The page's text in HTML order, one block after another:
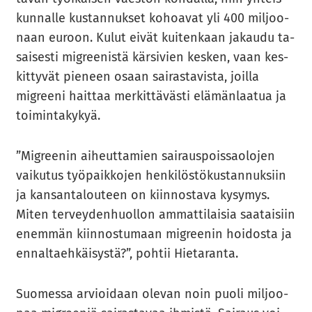
kun­nal­le kus­tan­nuk­set ko­hoa­vat yli 400 mil­joo­
naan eu­roon. Kulut eivät kui­ten­kaan ja­kau­du ta­
sai­ses­ti migree­nis­tä kär­si­vien kes­ken, vaan kes­
kit­ty­vät pie­neen osaan sai­ras­ta­vis­ta, joil­la
migree­ni hait­taa mer­kit­tä­väs­ti elä­män­laa­tua ja
toi­min­ta­ky­kyä.
”Migree­nin ai­heut­ta­mien sai­raus­pois­sao­lo­jen
vai­ku­tus työ­paik­ko­jen hen­ki­lös­tö­kus­tan­nuk­siin
ja kan­san­ta­lou­teen on kiin­nos­ta­va ky­sy­mys.
Miten ter­vey­den­huol­lon am­mat­ti­lai­sia saa­tai­siin
enem­män kiin­nos­tu­maan migree­nin hoi­dos­ta ja
en­nal­taeh­käi­sys­tä?”, poh­tii Hie­ta­ran­ta.
Suo­mes­sa ar­vioi­daan ole­van noin puoli mil­joo­